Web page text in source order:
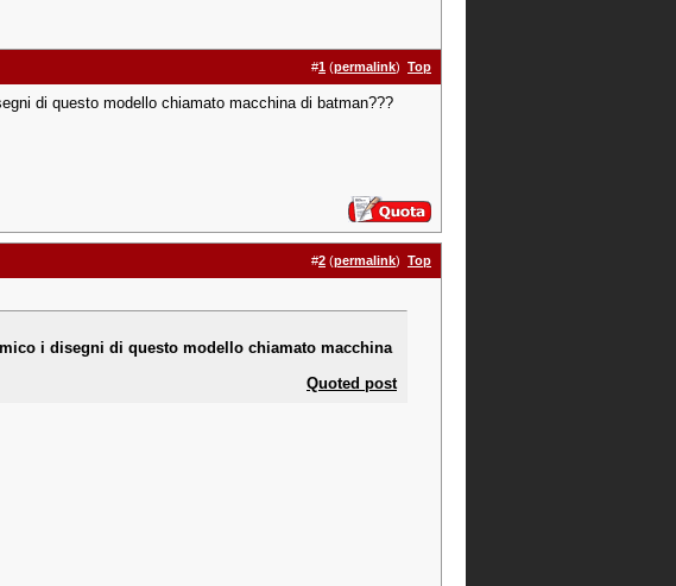
#1 (permalink) Top
di questo modello chiamato macchina di batman???
#2 (permalink) Top
i disegni di questo modello chiamato macchina
Quoted post